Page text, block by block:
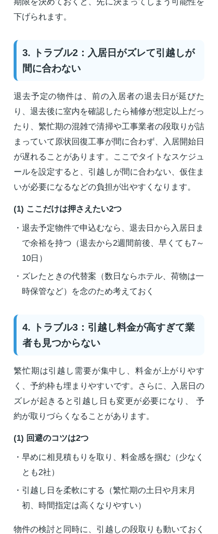
期限を決めておくと、先に決まってしまう可能性を
下げられます。
3. トラブル2：入居日がズレて引越しが
間に合わない
退去予定の物件は、前の入居者の退去日が延びた
り、退去後に室内を確認したら補修が想定以上だっ
たり、繁忙期の混雑で清掃や工事業者の段取りが詰
まっていて原状回復工事が間に合わず、入居開始日
が遅れることがあります。ここでタイトなスケジュ
ールを設定すると、引越しが間に合わない、仮住ま
いが必要になるなどの負担が出やすくなります。
(1) ここだけは押さえたい2つ
退去予定物件で申込むなら、退去日から入居日ま
で余裕を持つ（退去から2週間前後、早くても7～
10日）
ズレたときの代替案（数日ならホテル、荷物は一
時保管など）を念のため考えておく
4. トラブル3：引越し料金が高すぎて業
者も見つからない
繁忙期は引越し需要が集中し、料金が上がりやす
く、予約枠も埋まりやすいです。さらに、入居日の
ズレが起きると引越し日も変更が必要になり、 予
約が取りづらくなることがあります。
(1) 回避のコツは2つ
早めに相見積もりを取り、料金感を掴む（少なく
とも2社）
引越し日を柔軟にする（繁忙期の土日や月末月
初、時間指定は高くなりやすい）
物件の検討と同時に、引越しの段取りも動いておく